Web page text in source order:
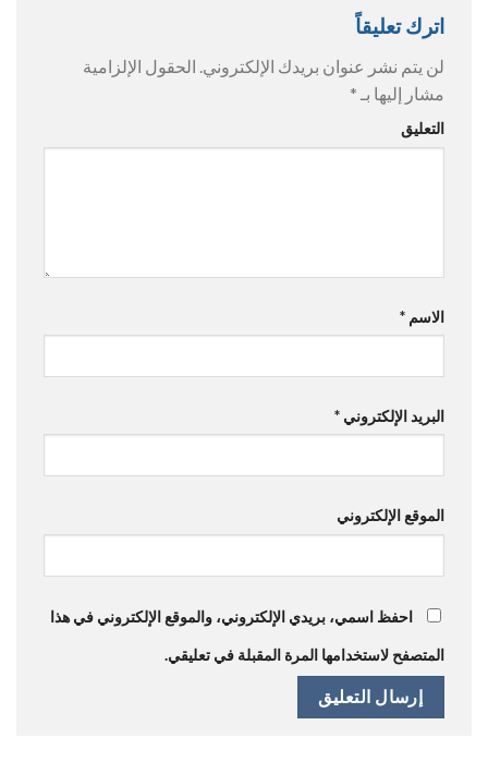
اترك تعليقاً
لن يتم نشر عنوان بريدك الإلكتروني. الحقول الإلزامية
مشار إليها بـ *
التعليق
الاسم *
البريد الإلكتروني *
الموقع الإلكتروني
احفظ اسمي، بريدي الإلكتروني، والموقع الإلكتروني في هذا
المتصفح لاستخدامها المرة المقبلة في تعليقي.